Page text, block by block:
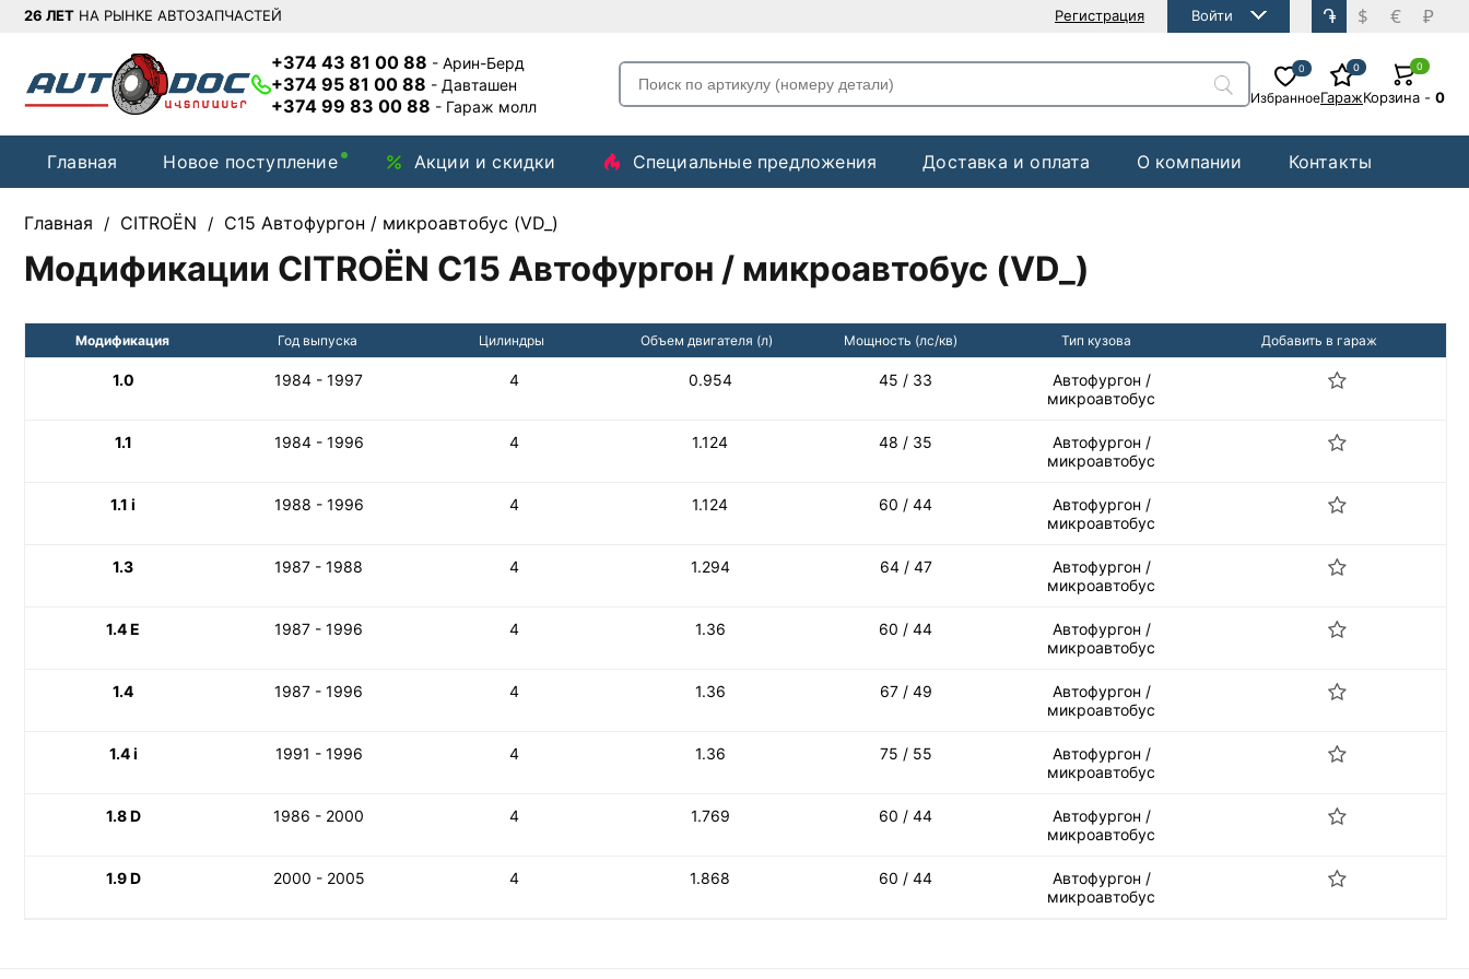
26 ЛЕТ НА РЫНКЕ АВТОЗАПЧАСТЕЙ ֏ $ € ₽
Регистрация Войти
+374 43 81 00 88 - Арин-Берд
+374 95 81 00 88 - Давташен
+374 99 83 00 88 - Гараж молл Избранное
0
Гараж
0
Корзина
0
- 0
Главная Новое поступление Акции и скидки Специальные предложения Доставка и оплата О компании Контакты
Главная / CITROËN / C15 Автофургон / микроавтобус (VD_)
Модификации CITROËN C15 Автофургон / микроавтобус (VD_)
Модификация Год выпуска Цилиндры Объем двигателя (л) Мощность (лс/кв) Тип кузова Добавить в гараж
1.0 1984 - 1997 4 0.954 45 / 33
Автофургон /
микроавтобус
1.1 1984 - 1996 4 1.124 48 / 35
Автофургон /
микроавтобус
1.1 i 1988 - 1996 4 1.124 60 / 44
Автофургон /
микроавтобус
1.3 1987 - 1988 4 1.294 64 / 47
Автофургон /
микроавтобус
1.4 E 1987 - 1996 4 1.36 60 / 44
Автофургон /
микроавтобус
1.4 1987 - 1996 4 1.36 67 / 49
Автофургон /
микроавтобус
1.4 i 1991 - 1996 4 1.36 75 / 55
Автофургон /
микроавтобус
1.8 D 1986 - 2000 4 1.769 60 / 44
Автофургон /
микроавтобус
1.9 D 2000 - 2005 4 1.868 60 / 44
Автофургон /
микроавтобус